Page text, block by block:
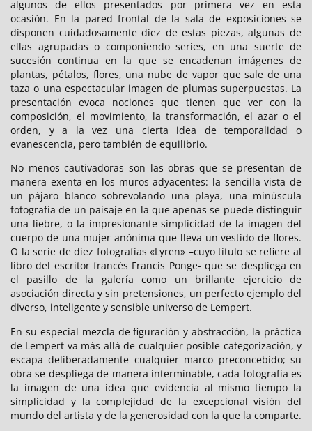
algunos de ellos presentados por primera vez en esta
ocasión. En la pared frontal de la sala de exposiciones se
disponen cuidadosamente diez de estas piezas, algunas de
ellas agrupadas o componiendo series, en una suerte de
sucesión continua en la que se encadenan imágenes de
plantas, pétalos, flores, una nube de vapor que sale de una
taza o una espectacular imagen de plumas superpuestas. La
presentación evoca nociones que tienen que ver con la
composición, el movimiento, la transformación, el azar o el
orden, y a la vez una cierta idea de temporalidad o
evanescencia, pero también de equilibrio.
No menos cautivadoras son las obras que se presentan de
manera exenta en los muros adyacentes: la sencilla vista de
un pájaro blanco sobrevolando una playa, una minúscula
fotografía de un paisaje en la que apenas se puede distinguir
una liebre, o la impresionante simplicidad de la imagen del
cuerpo de una mujer anónima que lleva un vestido de flores.
O la serie de diez fotografías «Lyren» –cuyo título se refiere al
libro del escritor francés Francis Ponge- que se despliega en
el pasillo de la galería como un brillante ejercicio de
asociación directa y sin pretensiones, un perfecto ejemplo del
diverso, inteligente y sensible universo de Lempert.
En su especial mezcla de figuración y abstracción, la práctica
de Lempert va más allá de cualquier posible categorización, y
escapa deliberadamente cualquier marco preconcebido; su
obra se despliega de manera interminable, cada fotografía es
la imagen de una idea que evidencia al mismo tiempo la
simplicidad y la complejidad de la excepcional visión del
mundo del artista y de la generosidad con la que la comparte.